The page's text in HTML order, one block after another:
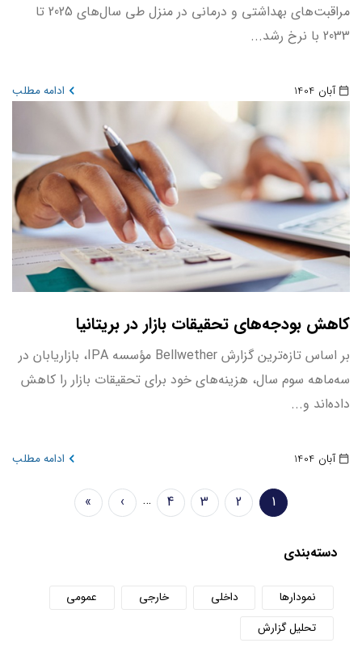
مراقبت‌های بهداشتی و درمانی در منزل طی سال‌های 2025 تا
2033 با نرخ رشد...
آبان 1404 ادامه مطلب
کاهش بودجه‌های تحقیقات بازار در بریتانیا
بر اساس تازه‌ترین گزارش Bellwether مؤسسه IPA، بازاریابان در
سه‌ماهه سوم سال، هزینه‌های خود برای تحقیقات بازار را کاهش
داده‌اند و...
آبان 1404 ادامه مطلب
Paginationصفحه1
Page2
Page3
Page4
…
Next›
Last»
دسته‌بندی
نمودارها داخلی خارجی
عمومی
تحلیل گزارش